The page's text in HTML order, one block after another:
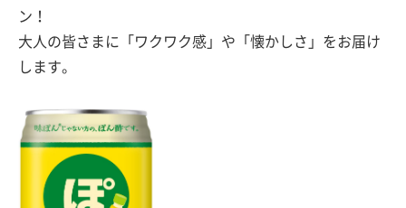
ン！
大人の皆さまに「ワクワク感」や「懐かしさ」をお届け
します。